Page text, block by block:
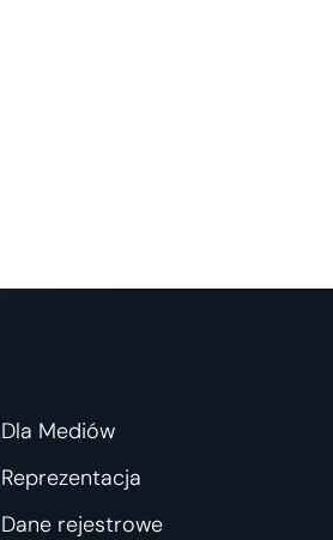
Dla Mediów
Reprezentacja
Dane rejestrowe